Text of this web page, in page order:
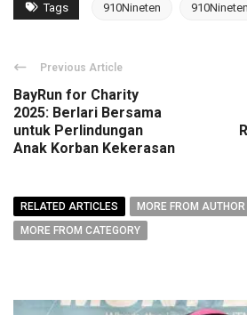
Tags 910Nineten
Previous Article
BayRun for Charity
2025: Berlari Bersama
untuk Perlindungan
Anak Korban Kekerasan
RELATED ARTICLES
MORE FROM AUTHOR
MORE FROM CATEGORY